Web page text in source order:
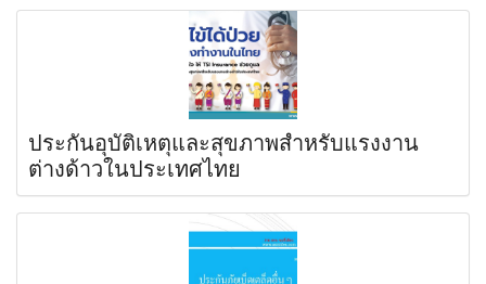
ประกันอุบัติเหตุและสุขภาพสำหรับแรงงาน
ต่างด้าวในประเทศไทย